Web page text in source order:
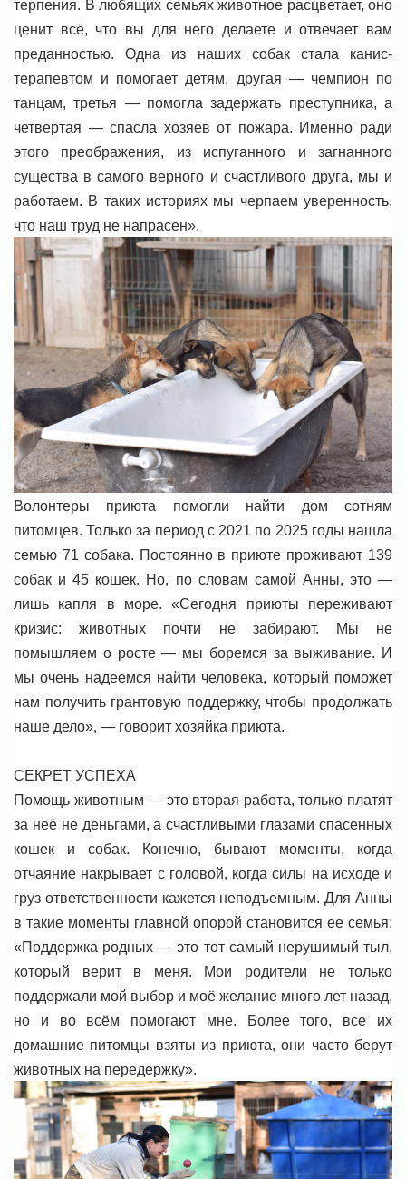
терпения. В любящих семьях животное расцветает, оно
ценит всё, что вы для него делаете и отвечает вам
преданностью. Одна из наших собак стала канис-
терапевтом и помогает детям, другая — чемпион по
танцам, третья — помогла задержать преступника, а
четвертая — спасла хозяев от пожара. Именно ради
этого преображения, из испуганного и загнанного
существа в самого верного и счастливого друга, мы и
работаем. В таких историях мы черпаем уверенность,
что наш труд не напрасен».
Волонтеры приюта помогли найти дом сотням
питомцев. Только за период с 2021 по 2025 годы нашла
семью 71 собака. Постоянно в приюте проживают 139
собак и 45 кошек. Но, по словам самой Анны, это —
лишь капля в море. «Сегодня приюты переживают
кризис: животных почти не забирают. Мы не
помышляем о росте — мы боремся за выживание. И
мы очень надеемся найти человека, который поможет
нам получить грантовую поддержку, чтобы продолжать
наше дело», — говорит хозяйка приюта.
СЕКРЕТ УСПЕХА
Помощь животным — это вторая работа, только платят
за неё не деньгами, а счастливыми глазами спасенных
кошек и собак. Конечно, бывают моменты, когда
отчаяние накрывает с головой, когда силы на исходе и
груз ответственности кажется неподъемным. Для Анны
в такие моменты главной опорой становится ее семья:
«Поддержка родных — это тот самый нерушимый тыл,
который верит в меня. Мои родители не только
поддержали мой выбор и моё желание много лет назад,
но и во всём помогают мне. Более того, все их
домашние питомцы взяты из приюта, они часто берут
животных на передержку».